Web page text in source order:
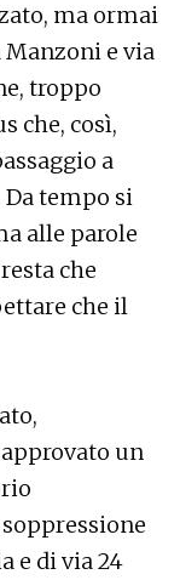
ma ormai
e via
troppo
che, così,
a
tempo si
alle parole
che
che il
un
e di via 24